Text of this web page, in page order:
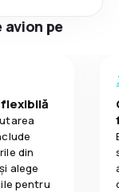
avion pe
din
alege
pentru